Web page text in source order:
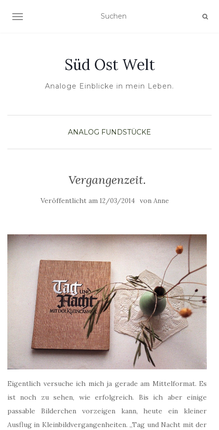
NAVIGATION UMSCHALTEN
Süd Ost Welt
Analoge Einblicke in mein Leben.
ANALOG FUNDSTÜCKE
Vergangenzeit.
Veröffentlicht am 12/03/2014 von Anne
Eigentlich versuche ich mich ja gerade am Mittelformat. Es
ist noch zu sehen, wie erfolgreich. Bis ich aber einige
passable Bilderchen vorzeigen kann, heute ein kleiner
Ausflug in Kleinbildvergangenheiten. „Tag und Nacht mit der